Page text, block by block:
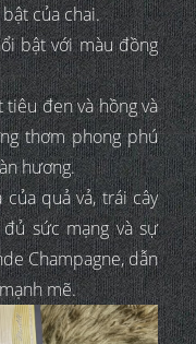
của chai.
bật với màu đồng
đen và hồng và
thơm phong phú
hương.
quả vả, trái cây
sức mạng và sự
Champagne, dẫn
mẽ.